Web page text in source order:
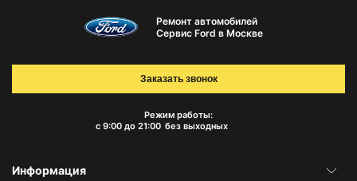
Ремонт автомобилей
Сервис Ford в Москве
Режим работы:
с 9:00 до 21:00 без выходных
Заказать звонок
Информация